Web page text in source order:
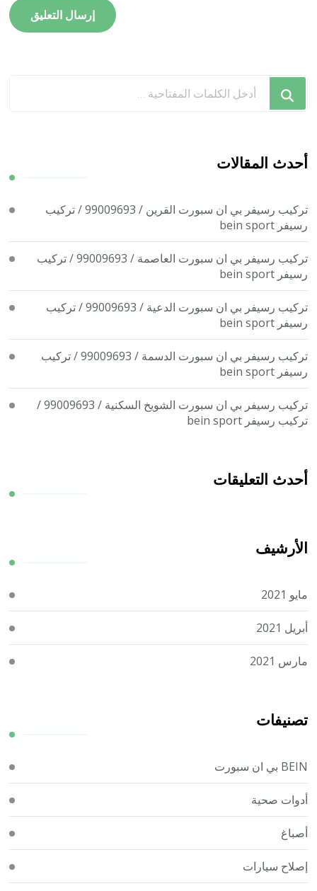
تبحث
ما؟
أحدث المقالات
تركيب رسيفر بي ان سبورت القرين / 99009693 / تركيب
رسيفر bein sport
تركيب رسيفر بي ان سبورت العاصمة / 99009693 / تركيب
رسيفر bein sport
تركيب رسيفر بي ان سبورت الدعية / 99009693 / تركيب
رسيفر bein sport
تركيب رسيفر بي ان سبورت الدسمة / 99009693 / تركيب
رسيفر bein sport
تركيب رسيفر بي ان سبورت الشويخ السكنية / 99009693 /
تركيب رسيفر bein sport
أحدث التعليقات
الأرشيف
مايو 2021
أبريل 2021
مارس 2021
تصنيفات
BEIN بي ان سبورت
أدوات صحية
أصباغ
إصلاح سيارات